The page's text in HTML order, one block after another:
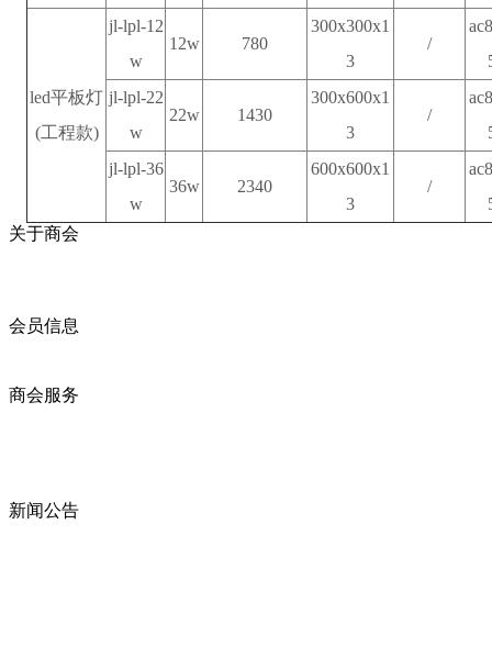
led平板灯
(工程款)
jl-lpl-12
w
12w 780
300x300x1
3
/
jl-lpl-22
w
22w 1430
300x600x1
3
/
jl-lpl-36
w
36w 2340
600x600x1
3
/
关于商会
会员信息
商会服务
新闻公告